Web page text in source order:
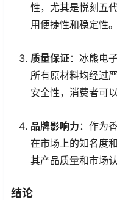
性，尤其是悦刻五
用便捷性和稳定性。
质量保证：冰熊电
所有原材料均经过
安全性，消费者可
品牌影响力 ：作为
在市场上的知名度
其产品质量和市场认
结论